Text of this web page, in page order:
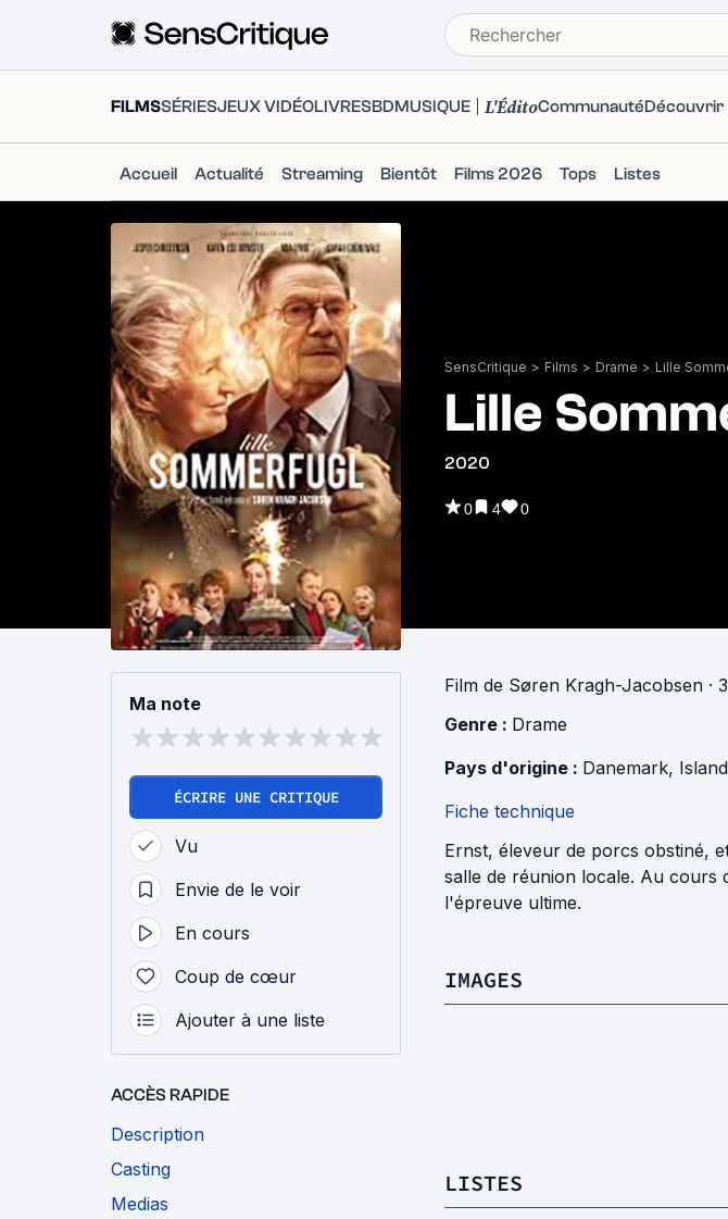
FILMSSÉRIESJEUX VIDÉOLIVRESBDMUSIQUE L'ÉditoCommunautéDécouvrir
Accueil Actualité Streaming Bientôt Films 2026 Tops Listes
SensCritique > Films > Drame > Lille
Lille
2020
0 4 0
Ma note
ÉCRIRE UNE CRITIQUE
Vu
Envie de le voir
En cours
Coup de cœur
Ajouter à une liste
ACCÈS RAPIDE
Description
Casting
Medias
Film de Søren Kragh-Jacobsen ·
Genre : Drame
Pays d'origine : Danemark,
Fiche technique
Ernst, éleveur de porcs obstiné,
salle de réunion locale. Au cours
l'épreuve ultime.
IMAGES
LISTES